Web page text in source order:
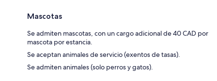
Mascotas
Se admiten mascotas, con un cargo adicional de 40 CAD por
mascota por estancia.
Se aceptan animales de servicio (exentos de tasas).
Se admiten animales (solo perros y gatos).